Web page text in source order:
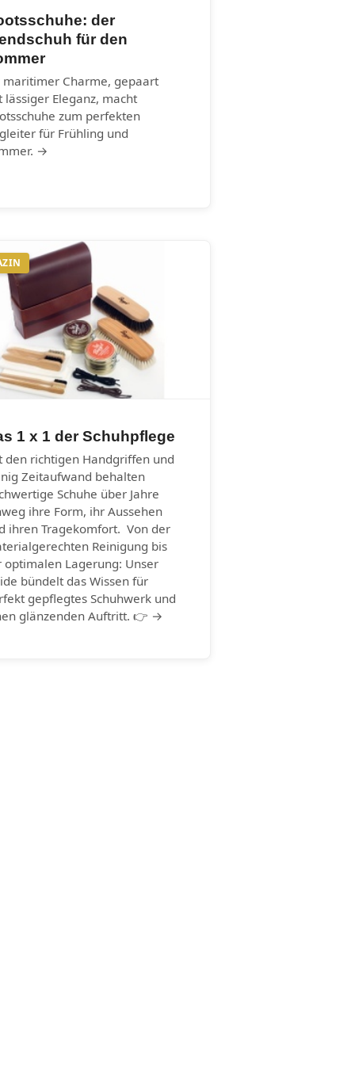
der
für den
maritimer Charme, gepaart
lässiger Eleganz, macht
zum perfekten
für Frühling und
→
1 x 1 der Schuhpflege
den richtigen Handgriffen und
Zeitaufwand behalten
Schuhe über Jahre
ihre Form, ihr Aussehen
ihren Tragekomfort. Von der
Reinigung bis
optimalen Lagerung: Unser
bündelt das Wissen für
gepflegtes Schuhwerk und
glänzenden Auftritt. 👉 →